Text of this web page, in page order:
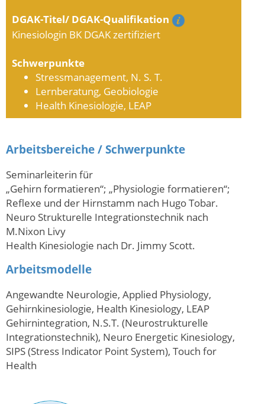
DGAK-Titel/ DGAK-Qualifikation
Kinesiologin BK DGAK zertifiziert
Schwerpunkte
Stressmanagement, N. S. T.
Lernberatung, Geobiologie
Health Kinesiologie, LEAP
Arbeitsbereiche / Schwerpunkte
Seminarleiterin für
„Gehirn formatieren“; „Physiologie formatieren“;
Reflexe und der Hirnstamm nach Hugo Tobar.
Neuro Strukturelle Integrationstechnik nach
M.Nixon Livy
Health Kinesiologie nach Dr. Jimmy Scott.
Arbeitsmodelle
Angewandte Neurologie, Applied Physiology,
Gehirnkinesiologie, Health Kinesiology, LEAP
Gehirnintegration, N.S.T. (Neurostrukturelle
Integrationstechnik), Neuro Energetic Kinesiology,
SIPS (Stress Indicator Point System), Touch for
Health